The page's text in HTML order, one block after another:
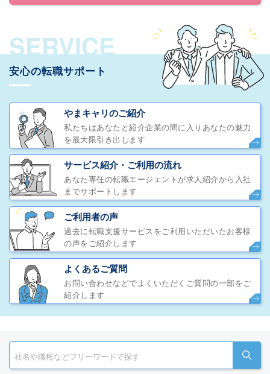
SERVICE
安心の転職サポート
やまキャリのご紹介
私たちはあなたと紹介企業の間に入りあなたの魅力
を最大限引き出します
サービス紹介・ご利用の流れ
あなた専任の転職エージェントが求人紹介から入社
までサポートします
ご利用者の声
過去に転職支援サービスをご利用いただいたお客様
の声をご紹介します
よくあるご質問
お問い合わせなどでよくいただくご質問の一部をご
紹介します